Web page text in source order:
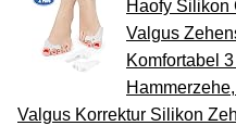
Haofy Silikon
Valgus
Komfortabel
Valgus Korrektur Silikon